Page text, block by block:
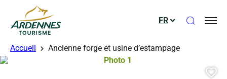
ADT des Ardennes
FR Ouvrir
Accueil Ancienne forge et usine d’estampage
Photo 1, © Droits gérés – Bennani